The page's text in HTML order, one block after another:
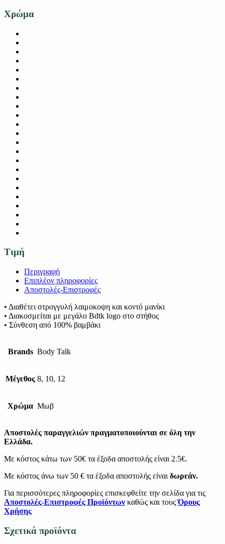
Χρώμα
Τιμή
Περιγραφή
Επιπλέον πληροφορίες
Αποστολές-Επιστροφές
• Διαθέτει στρογγυλή λαιμοκοψη και κοντό μανίκι
• Διακοσμείται με μεγάλο Bdtk logo στο στήθος
• Σύνθεση από 100% βαμβάκι
Brands Body Talk
Μέγεθος 8, 10, 12
Χρώμα Μωβ
Αποστολές παραγγελιών πραγματοποιούνται σε όλη την
Ελλάδα.
Με κόστος κάτω των 50€ τα έξοδα αποστολής είναι 2.5€.
Με κόστος άνω των 50 € τα έξοδα αποστολής είναι δωρεάν.
Για περισσότερες πληροφορίες επισκεφθείτε την σελίδα για τις
Αποστολές-Επιστροφές Προϊόντων καθώς και τουςΌρους
Χρήσης
Σχετικά προϊόντα